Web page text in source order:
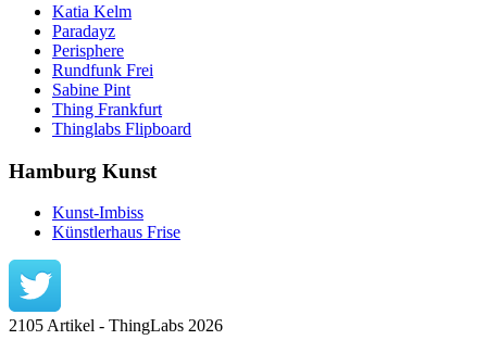
Katia Kelm
Paradayz
Perisphere
Rundfunk Frei
Sabine Pint
Thing Frankfurt
Thinglabs Flipboard
Hamburg Kunst
Kunst-Imbiss
Künstlerhaus Frise
2105 Artikel - ThingLabs 2026